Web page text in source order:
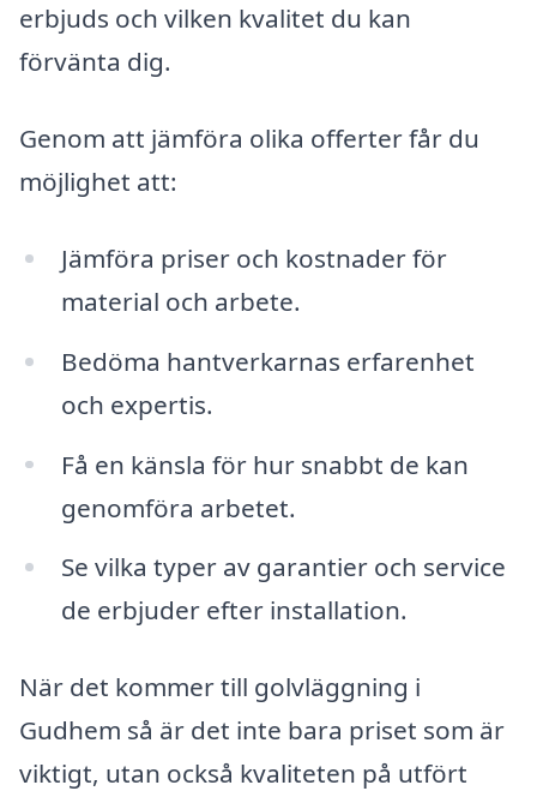
erbjuds och vilken kvalitet du kan
förvänta dig.
Genom att jämföra olika offerter får du
möjlighet att:
Jämföra priser och kostnader för
material och arbete.
Bedöma hantverkarnas erfarenhet
och expertis.
Få en känsla för hur snabbt de kan
genomföra arbetet.
Se vilka typer av garantier och service
de erbjuder efter installation.
När det kommer till golvläggning i
Gudhem så är det inte bara priset som är
viktigt, utan också kvaliteten på utfört